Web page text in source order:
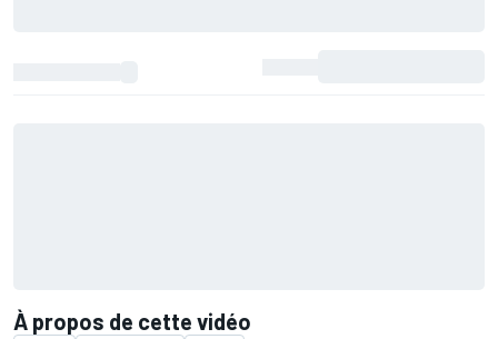
À propos de cette vidéo